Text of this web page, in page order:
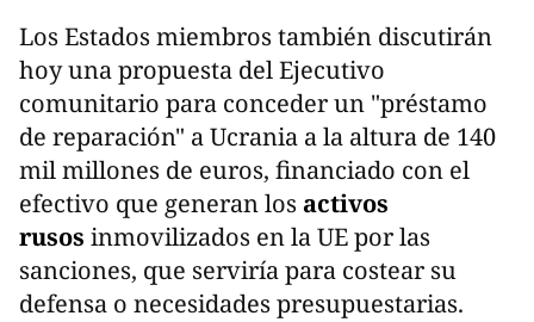
Los Estados miembros también discutirán
hoy una propuesta del Ejecutivo
comunitario para conceder un "préstamo
de reparación" a Ucrania a la altura de 140
mil millones de euros, financiado con el
efectivo que generan los activos
rusos inmovilizados en la UE por las
sanciones, que serviría para costear su
defensa o necesidades presupuestarias.